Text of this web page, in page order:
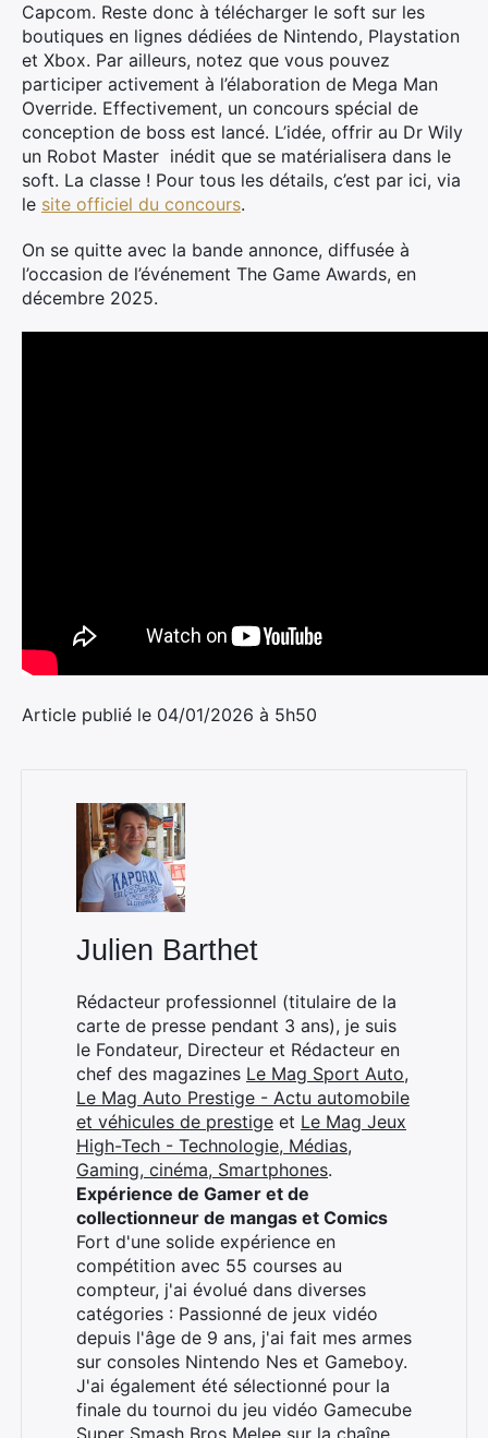
Capcom. Reste donc à télécharger le soft sur les
boutiques en lignes dédiées de Nintendo, Playstation
et Xbox. Par ailleurs, notez que vous pouvez
participer activement à l’élaboration de Mega Man
Override. Effectivement, un concours spécial de
conception de boss est lancé. L’idée, offrir au Dr Wily
un Robot Master inédit que se matérialisera dans le
soft. La classe ! Pour tous les détails, c’est par ici, via
le site officiel du concours.
On se quitte avec la bande annonce, diffusée à
l’occasion de l’événement The Game Awards, en
décembre 2025.
Article publié le 04/01/2026 à 5h50
Julien Barthet
Rédacteur professionnel (titulaire de la
carte de presse pendant 3 ans), je suis
le Fondateur, Directeur et Rédacteur en
chef des magazines Le Mag Sport Auto,
Le Mag Auto Prestige - Actu automobile
et véhicules de prestige et Le Mag Jeux
High-Tech - Technologie, Médias,
Gaming, cinéma, Smartphones.
Expérience de Gamer et de
collectionneur de mangas et Comics
Fort d'une solide expérience en
compétition avec 55 courses au
compteur, j'ai évolué dans diverses
catégories : Passionné de jeux vidéo
depuis l'âge de 9 ans, j'ai fait mes armes
sur consoles Nintendo Nes et Gameboy.
J'ai également été sélectionné pour la
finale du tournoi du jeu vidéo Gamecube
Super Smash Bros Melee sur la chaîne